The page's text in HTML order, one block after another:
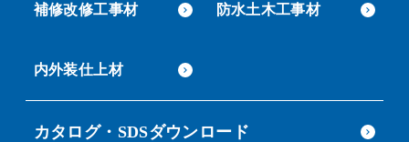
補修改修工事材 防水土木工事材
内外装仕上材
カタログ・SDSダウンロード